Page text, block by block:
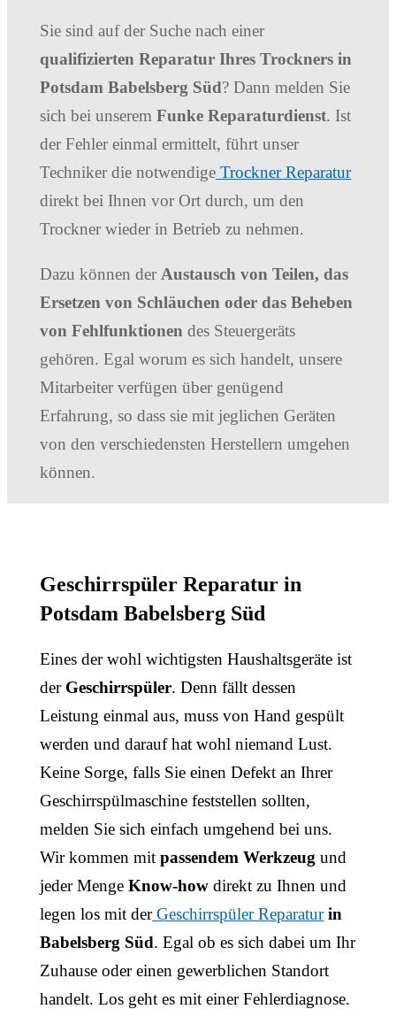
Sie sind auf der Suche nach einer
qualifizierten Reparatur Ihres Trockners in
Potsdam Babelsberg Süd? Dann melden Sie
sich bei unseremFunke Reparaturdienst. Ist
der Fehler einmal ermittelt, führt unser
Techniker die notwendige Trockner Reparatur
direkt bei Ihnen vor Ort durch, um den
Trockner wieder in Betrieb zu nehmen.
Dazu können der Austausch von Teilen, das
Ersetzen von Schläuchen oder das Beheben
von Fehlfunktionen des Steuergeräts
gehören. Egal worum es sich handelt, unsere
Mitarbeiter verfügen über genügend
Erfahrung, so dass sie mit jeglichen Geräten
von den verschiedensten Herstellern umgehen
können.
Geschirrspüler Reparatur in
Potsdam Babelsberg Süd
Eines der wohl wichtigsten Haushaltsgeräte ist
der Geschirrspüler. Denn fällt dessen
Leistung einmal aus, muss von Hand gespült
werden und darauf hat wohl niemand Lust.
Keine Sorge, falls Sie einen Defekt an Ihrer
Geschirrspülmaschine feststellen sollten,
melden Sie sich einfach umgehend bei uns.
Wir kommen mitpassendem Werkzeug und
jeder MengeKnow-how direkt zu Ihnen und
legen los mit der Geschirrspüler Reparaturin
Babelsberg Süd. Egal ob es sich dabei um Ihr
Zuhause oder einen gewerblichen Standort
handelt. Los geht es mit einer Fehlerdiagnose.